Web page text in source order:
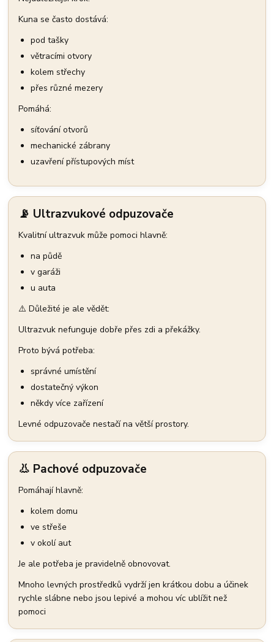
Kuna se často dostává:
pod tašky
větracími otvory
kolem střechy
přes různé mezery
Pomáhá:
síťování otvorů
mechanické zábrany
uzavření přístupových míst
📡 Ultrazvukové odpuzovače
Kvalitní ultrazvuk může pomoci hlavně:
na půdě
v garáži
u auta
⚠️ Důležité je ale vědět:
Ultrazvuk nefunguje dobře přes zdi a překážky.
Proto bývá potřeba:
správné umístění
dostatečný výkon
někdy více zařízení
Levné odpuzovače nestačí na větší prostory.
👃 Pachové odpuzovače
Pomáhají hlavně:
kolem domu
ve střeše
v okolí aut
Je ale potřeba je pravidelně obnovovat.
Mnoho levných prostředků vydrží jen krátkou dobu a účinek
rychle slábne nebo jsou lepivé a mohou víc ublížit než
pomoci